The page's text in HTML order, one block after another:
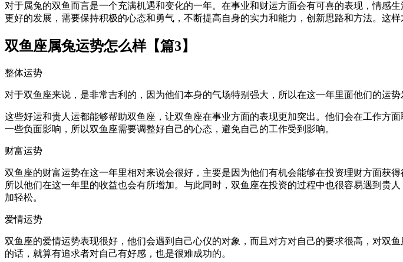
对于属兔的双鱼而言是一个充满机遇和变化的一年。在事业和财运方面会有可喜的表现，情感
更好的发展，需要保持积极的心态和勇气，不断提高自身的实力和能力，创新思路和方法。这
双鱼座属兔运势怎么样【篇3】
整体运势
对于双鱼座来说，是非常吉利的，因为他们本身的气场特别强大，所以在这一年里面他们的运
这些好运和贵人运都能够帮助双鱼座，让双鱼座在事业方面的表现更加突出。他们会在工作方
一些负面影响，所以双鱼座需要调整好自己的心态，避免自己的工作受到影响。
财富运势
双鱼座的财富运势在这一年里相对来说会很好，主要是因为他们有机会能够在投资理财方面获
所以他们在这一年里的收益也会有所增加。与此同时，双鱼座在投资的过程中也很容易遇到贵
加轻松。
爱情运势
双鱼座的爱情运势表现很好，他们会遇到自己心仪的对象，而且对方对自己的要求很高，对双
的话，就算有追求者对自己有好感，也是很难成功的。